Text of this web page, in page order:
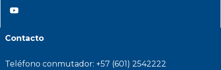
@INMdeColombia
Contacto
Teléfono conmutador: +57 (601) 2542222